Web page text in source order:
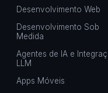
Desenvolvimento Web
Desenvolvimento Sob
Medida
Agentes de IA e
LLM
Apps Móveis